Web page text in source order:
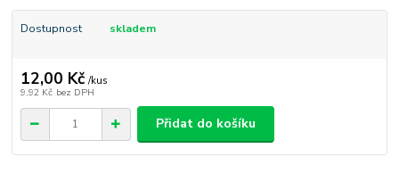
Dostupnost skladem
12,00 Kč /kus
9,92 Kč bez DPH
Přidat do košíku